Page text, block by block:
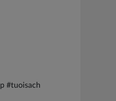
#tuoisach